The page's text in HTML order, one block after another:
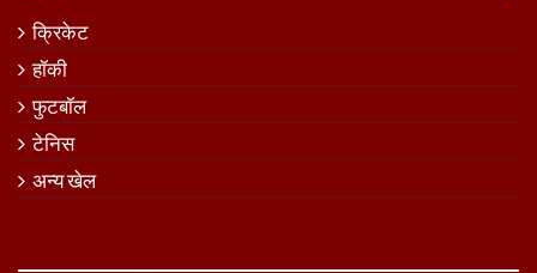
क्रिकेट
हॉकी
फुटबॉल
टेनिस
अन्य खेल